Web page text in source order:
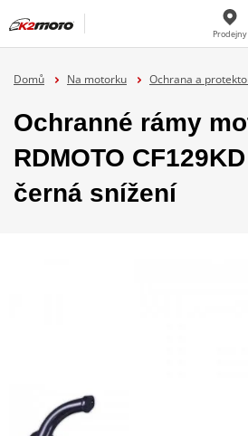
Prodejny
Domů Na motorku Ochrana a
Ochranné rámy
RDMOTO
černá snížení